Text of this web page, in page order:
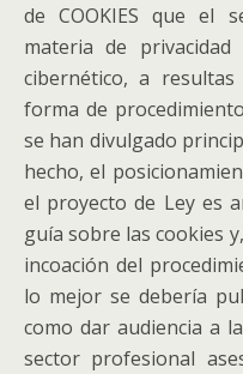
de COOKIES que el
materia de
cibernético, a
forma de
se han divulgado
hecho, el
el proyecto de Ley es
guía sobre las cookies
incoación del
lo mejor se debería
como dar audiencia a
sector profesional